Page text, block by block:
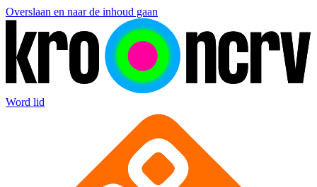
Overslaan en naar de inhoud gaan
Word lid